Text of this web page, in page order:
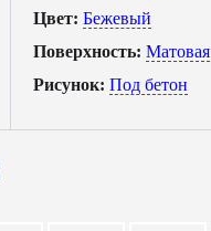
Цвет: Бежевый
Поверхность: Матовая
Рисунок: Под бетон